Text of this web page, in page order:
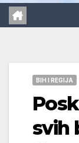
BIH I REGIJA
svih